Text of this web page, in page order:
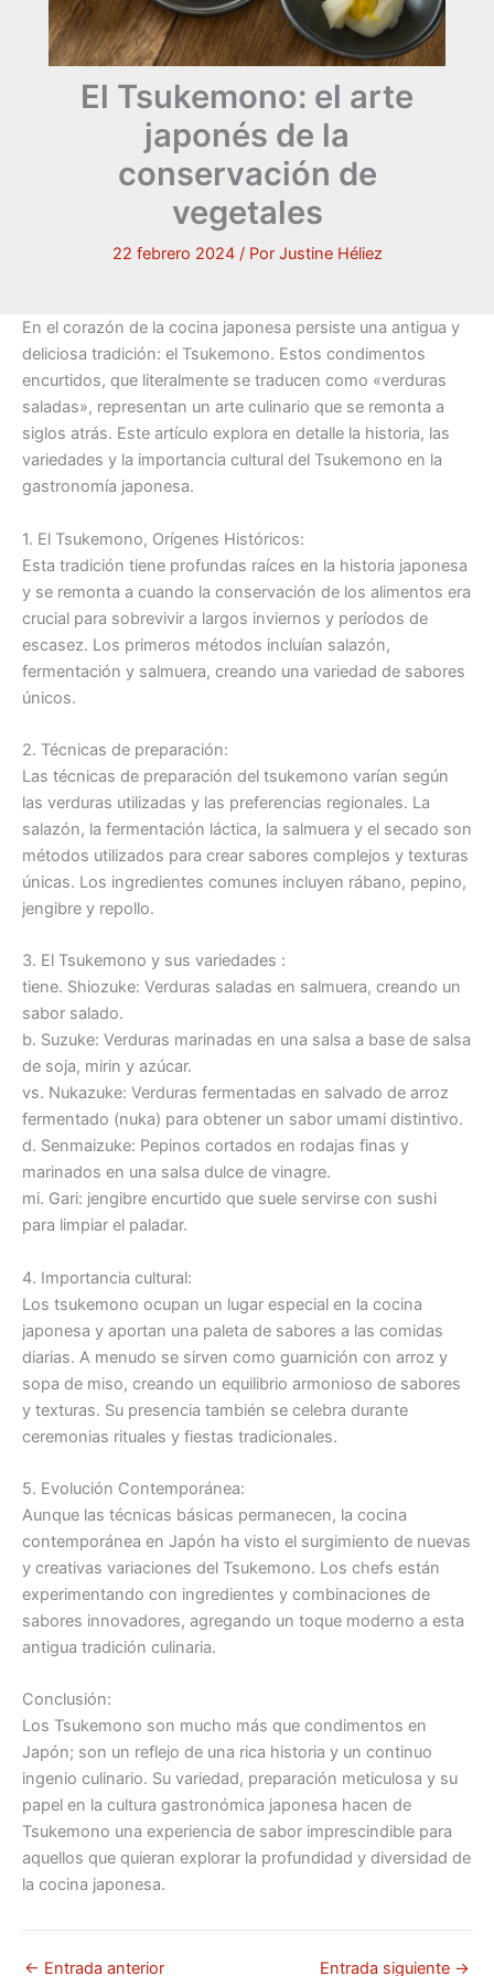
El Tsukemono: el arte
japonés de la
conservación de
vegetales
22 febrero 2024 / Por Justine Héliez
En el corazón de la cocina japonesa persiste una antigua y
deliciosa tradición: el Tsukemono. Estos condimentos
encurtidos, que literalmente se traducen como «verduras
saladas», representan un arte culinario que se remonta a
siglos atrás. Este artículo explora en detalle la historia, las
variedades y la importancia cultural del Tsukemono en la
gastronomía japonesa.
1. El Tsukemono, Orígenes Históricos:
Esta tradición tiene profundas raíces en la historia japonesa
y se remonta a cuando la conservación de los alimentos era
crucial para sobrevivir a largos inviernos y períodos de
escasez. Los primeros métodos incluían salazón,
fermentación y salmuera, creando una variedad de sabores
únicos.
2. Técnicas de preparación:
Las técnicas de preparación del tsukemono varían según
las verduras utilizadas y las preferencias regionales. La
salazón, la fermentación láctica, la salmuera y el secado son
métodos utilizados para crear sabores complejos y texturas
únicas. Los ingredientes comunes incluyen rábano, pepino,
jengibre y repollo.
3. El Tsukemono y sus variedades :
tiene. Shiozuke: Verduras saladas en salmuera, creando un
sabor salado.
b. Suzuke: Verduras marinadas en una salsa a base de salsa
de soja, mirin y azúcar.
vs. Nukazuke: Verduras fermentadas en salvado de arroz
fermentado (nuka) para obtener un sabor umami distintivo.
d. Senmaizuke: Pepinos cortados en rodajas finas y
marinados en una salsa dulce de vinagre.
mi. Gari: jengibre encurtido que suele servirse con sushi
para limpiar el paladar.
4. Importancia cultural:
Los tsukemono ocupan un lugar especial en la cocina
japonesa y aportan una paleta de sabores a las comidas
diarias. A menudo se sirven como guarnición con arroz y
sopa de miso, creando un equilibrio armonioso de sabores
y texturas. Su presencia también se celebra durante
ceremonias rituales y fiestas tradicionales.
5. Evolución Contemporánea:
Aunque las técnicas básicas permanecen, la cocina
contemporánea en Japón ha visto el surgimiento de nuevas
y creativas variaciones del Tsukemono. Los chefs están
experimentando con ingredientes y combinaciones de
sabores innovadores, agregando un toque moderno a esta
antigua tradición culinaria.
Conclusión:
Los Tsukemono son mucho más que condimentos en
Japón; son un reflejo de una rica historia y un continuo
ingenio culinario. Su variedad, preparación meticulosa y su
papel en la cultura gastronómica japonesa hacen de
Tsukemono una experiencia de sabor imprescindible para
aquellos que quieran explorar la profundidad y diversidad de
la cocina japonesa.
← Entrada anterior Entrada siguiente →